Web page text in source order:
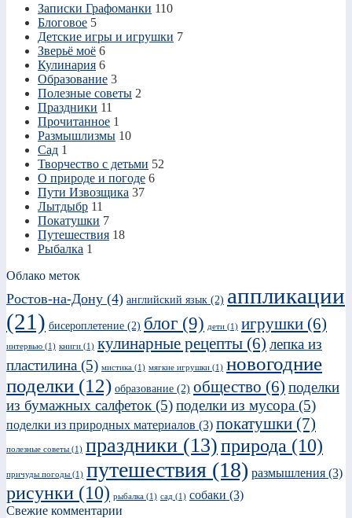
Записки Графоманки 110
Блоговое 5
Детские игры и игрушки 7
Зверьё моё 6
Кулинария 6
Образование 3
Полезные советы 2
Праздники 11
Прочитанное 1
Размышлизмы 10
Сад 1
Творчество с детьми 52
О природе и погоде 6
Пути Извозщика 37
Лытдыбр 11
Покатушки 7
Путешествия 18
Рыбалка 1
Облако меток
Ростов-на-Дону (4) английский язык (2) аппликации
(21) бисероплетение (2) блог (9) дети (1) игрушки (6)
интервью (1) книги (1) кулинарные рецепты (6) лепка из
пластилина (5) мистика (1) мягкие игрушки (1) новогодние
поделки (12) образование (2) общество (6) поделки
из бумажных салфеток (5)поделки из мусора (5)
поделки из природных материалов (3) покатушки (7)
полезные советы (1) праздники (13)природа (10)
причуды погоды (1) путешествия (18) размышления (3)
рисунки (10) рыбалка (1) сад (1) собаки (3)
Свежие комментарии